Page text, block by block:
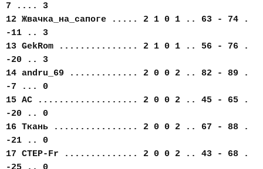
7 .... 3
12 Жвачка_на_сапоге ..... 2 1 0 1 .. 63 - 74 .
-11 .. 3
13 GekRom ............... 2 1 0 1 .. 56 - 76 .
-20 .. 3
14 andru_69 ............. 2 0 0 2 .. 82 - 89 .
-7 ... 0
15 AC ................... 2 0 0 2 .. 45 - 65 .
-20 .. 0
16 Ткань ................ 2 0 0 2 .. 67 - 88 .
-21 .. 0
17 CTEP-Fr .............. 2 0 0 2 .. 43 - 68 .